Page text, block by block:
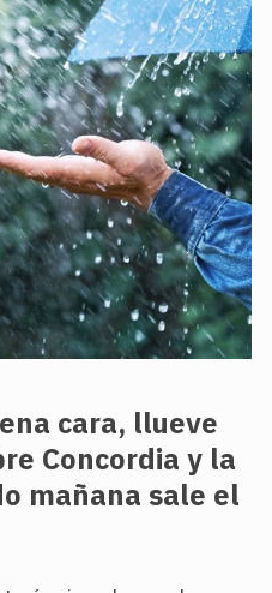
cara, llueve
Concordia y la
mañana sale el